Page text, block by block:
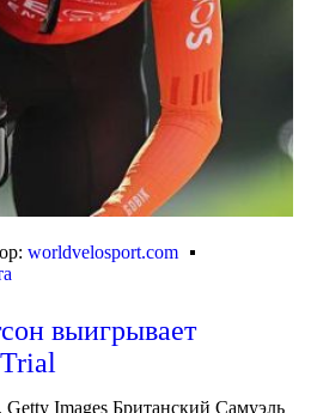
worldvelosport.com
выигрывает
Images Британский Самуэль